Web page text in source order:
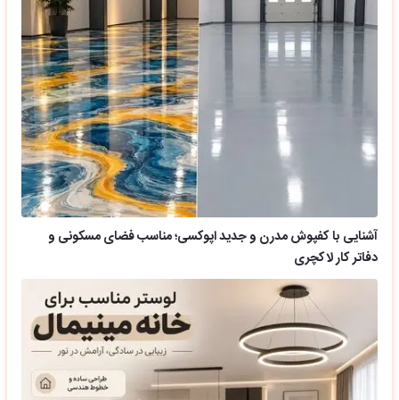
آشنایی با کفپوش مدرن و جدید اپوکسی؛ مناسب فضای مسکونی و
دفاتر کار لاکچری